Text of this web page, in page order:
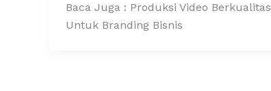
Baca Juga : Produksi Video Berkualitas
Untuk Branding Bisnis